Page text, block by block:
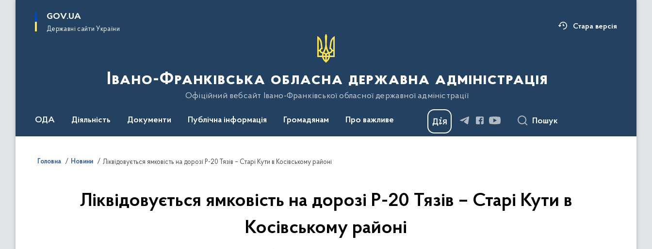
основного
GOV.UA
Державні сайти України Стара версія
Івано-Франківська обласна державна адміністрація
Офіційний вебсайт Івано-Франківської обласної державної адміністрації
ОДА Діяльність Документи Публічна інформація Громадянам Про важливе Пошук
Головна Новини Ліквідовується ямковість на дорозі Р-20 Тязів – Старі Кути в Косівському районі
Ліквідовується ямковість на дорозі Р-20 Тязів – Старі Кути в
Косівському районі